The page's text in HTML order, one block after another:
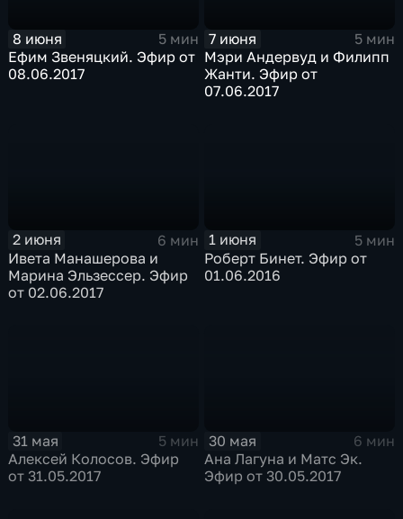
8 июня
5 мин
Ефим Звеняцкий. Эфир от
08.06.2017
7 июня
5 мин
Мэри Андервуд и Филипп
Жанти. Эфир от
07.06.2017
2 июня
6 мин
Ивета Манашерова и
Марина Эльзессер. Эфир
от 02.06.2017
1 июня
5 мин
Роберт Бинет. Эфир от
01.06.2016
31 мая
5 мин
Алексей Колосов. Эфир
от 31.05.2017
30 мая
6 мин
Ана Лагуна и Матс Эк.
Эфир от 30.05.2017